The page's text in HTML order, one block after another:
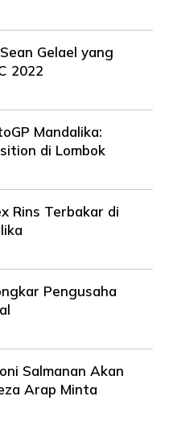
Gelael yang
2022
Mandalika:
di Lombok
Rins Terbakar di
Pengusaha
Salmanan Akan
Arap Minta